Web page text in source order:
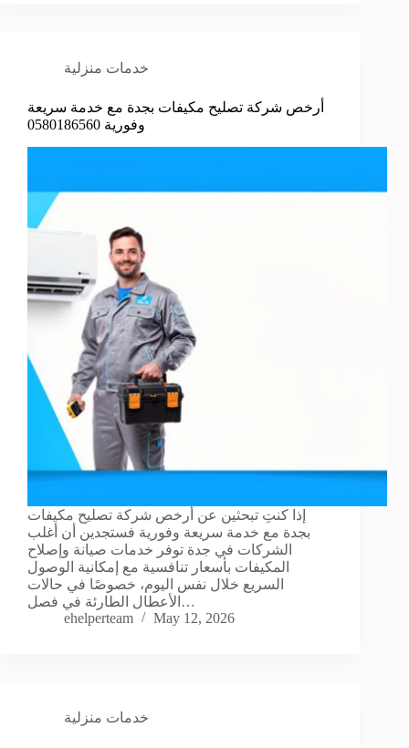
خدمات منزلية
أرخص شركة تصليح مكيفات بجدة مع خدمة سريعة
وفورية 0580186560
إذا كنتِ تبحثين عن أرخص شركة تصليح مكيفات
بجدة مع خدمة سريعة وفورية فستجدين أن أغلب
الشركات في جدة توفر خدمات صيانة وإصلاح
المكيفات بأسعار تنافسية مع إمكانية الوصول
السريع خلال نفس اليوم، خصوصًا في حالات
الأعطال الطارئة في فصل…
ehelperteam
May 12, 2026
خدمات منزلية